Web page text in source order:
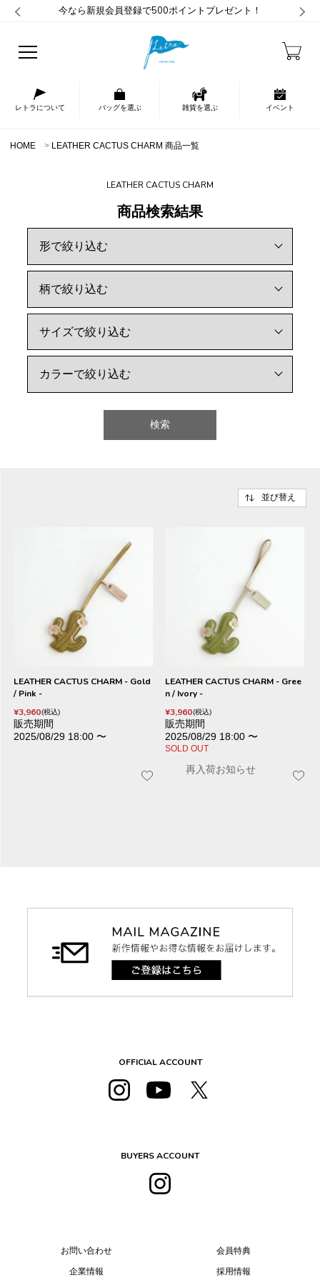
今なら新規会員登録で500ポイントプレゼント！
レトラについて バッグを選ぶ 雑貨を選ぶ イベント
HOME LEATHER CACTUS CHARM 商品一覧
LEATHER CACTUS CHARM
商品検索結果
検索
並び替え
LEATHER CACTUS CHARM - Gold
/ Pink -
¥3,960 税込
販売期間
2025/08/29 18:00 〜
LEATHER CACTUS CHARM - Gree
n / Ivory -
¥3,960 税込
販売期間
2025/08/29 18:00 〜
SOLD OUT
再入荷お知らせ
OFFICIAL ACCOUNT
BUYERS ACCOUNT
お問い合わせ
企業情報
会員特典
採用情報